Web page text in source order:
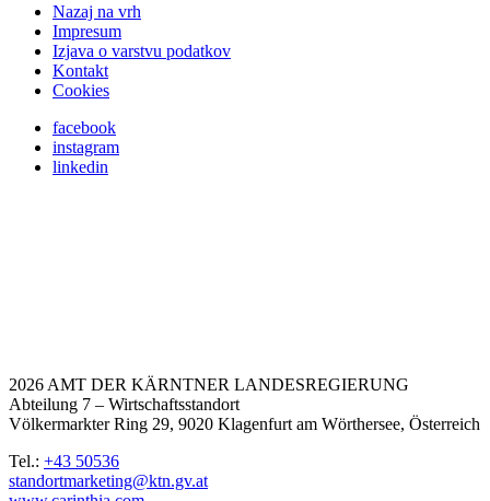
Nazaj na vrh
Impresum
Izjava o varstvu podatkov
Kontakt
Cookies
facebook
instagram
linkedin
2026 AMT DER KÄRNTNER LANDESREGIERUNG
Abteilung 7 – Wirtschaftsstandort
Völkermarkter Ring 29, 9020 Klagenfurt am Wörthersee, Österreich
Tel.: +43 50536
standortmarketing@ktn.gv.at